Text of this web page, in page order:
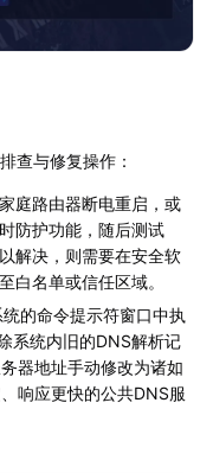
查与修复操作：
庭路由器断电重启，或
防护功能，随后测试
解决，则需要在安全软
白名单或信任区域。
的命令提示符窗口中执
系统内旧的DNS解析记
器地址手动修改为诸如
响应更快的公共DNS服